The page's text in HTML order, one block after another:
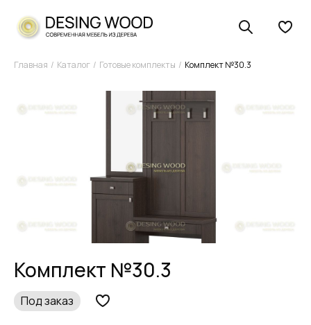
Главная Каталог Готовые комплекты Комплект №30.3
Комплект №30.3
Под заказ